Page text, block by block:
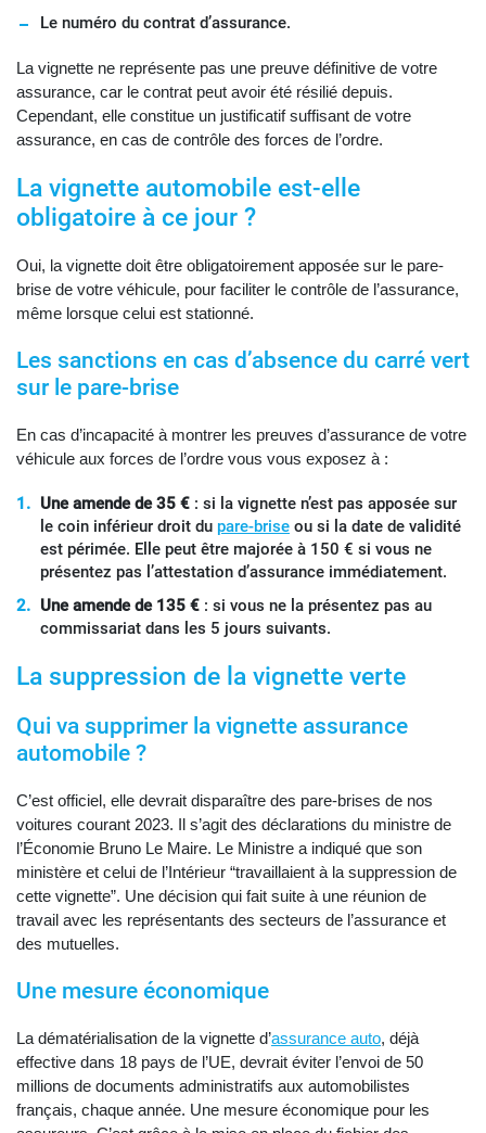
Le numéro du contrat d’assurance.
La vignette ne représente pas une preuve définitive de votre
assurance, car le contrat peut avoir été résilié depuis.
Cependant, elle constitue un justificatif suffisant de votre
assurance, en cas de contrôle des forces de l’ordre.
La vignette automobile est-elle
obligatoire à ce jour ?
Oui, la vignette doit être obligatoirement apposée sur le pare-
brise de votre véhicule, pour faciliter le contrôle de l’assurance,
même lorsque celui est stationné.
Les sanctions en cas d’absence du carré vert
sur le pare-brise
En cas d’incapacité à montrer les preuves d’assurance de votre
véhicule aux forces de l’ordre vous vous exposez à :
Une amende de 35 € : si la vignette n’est pas apposée sur
le coin inférieur droit du pare-brise ou si la date de validité
est périmée. Elle peut être majorée à 150 € si vous ne
présentez pas l’attestation d’assurance immédiatement.
Une amende de 135 € : si vous ne la présentez pas au
commissariat dans les 5 jours suivants.
La suppression de la vignette verte
Qui va supprimer la vignette assurance
automobile ?
C’est officiel, elle devrait disparaître des pare-brises de nos
voitures courant 2023. Il s’agit des déclarations du ministre de
l’Économie Bruno Le Maire. Le Ministre a indiqué que son
ministère et celui de l’Intérieur “travaillaient à la suppression de
cette vignette”. Une décision qui fait suite à une réunion de
travail avec les représentants des secteurs de l’assurance et
des mutuelles.
Une mesure économique
La dématérialisation de la vignette d’assurance auto, déjà
effective dans 18 pays de l’UE, devrait éviter l’envoi de 50
millions de documents administratifs aux automobilistes
français, chaque année. Une mesure économique pour les